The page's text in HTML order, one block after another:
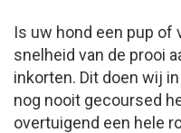
Is uw hond een pup of
snelheid van de prooi
inkorten. Dit doen wij
nog nooit gecoursed
overtuigend een hele